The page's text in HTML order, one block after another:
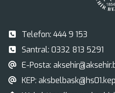
Telefon: 444 9 153
Santral: 0332 813 5291
E-Posta:
KEP: